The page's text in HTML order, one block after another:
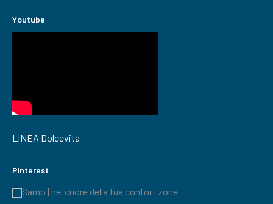
Youtube
LINEA Dolcevita
Pinterest
Samo | nel cuore della tua confort zone